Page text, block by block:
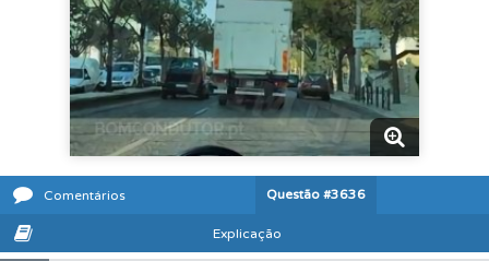
Comentários Questão #3636
Explicação